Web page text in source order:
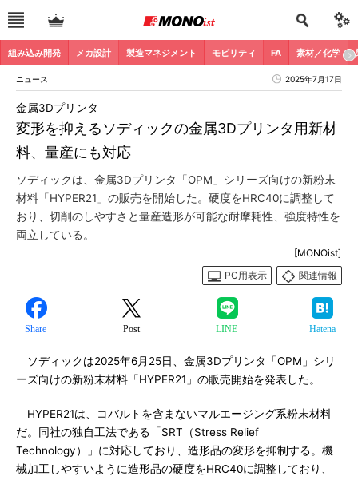
組み込み開発 メカ設計 製造マネジメント モビリティ FA 素材／化学
ニュース 2025年7月17日
変形を抑えるソディックの金属3Dプリンタ用新材
料、量産にも対応
金属3Dプリンタ
ソディックは、金属3Dプリンタ「OPM」シリーズ向けの新粉末
材料「HYPER21」の販売を開始した。硬度をHRC40に調整して
おり、切削のしやすさと量産造形が可能な耐摩耗性、強度特性を
両立している。
[MONOist]
PC用表示
関連情報
Share Post LINE Hatena
ソディックは2025年6月25日、金属3Dプリンタ「OPM」シリ
ーズ向けの新粉末材料「HYPER21」の販売開始を発表した。
HYPER21は、コバルトを含まないマルエージング系粉末材料
だ。同社の独自工法である「SRT（Stress Relief
Technology）」に対応しており、造形品の変形を抑制する。機
械加工しやすいように造形品の硬度をHRC40に調整しており、